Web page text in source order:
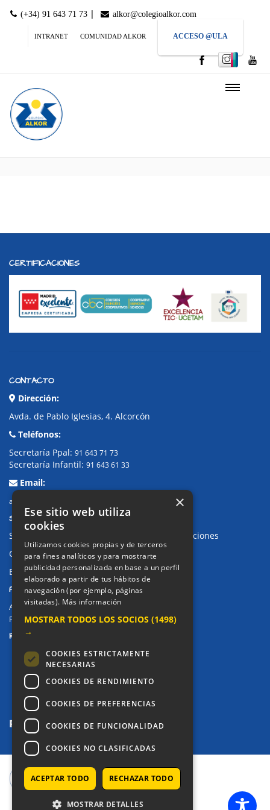
(+34) 91 643 71 73 | alkor@colegioalkor.com
INTRANET COMUNIDAD ALKOR ACCESO @ULA
CERTIFICACIONES
CONTACTO
Dirección:
Avda. de Pablo Iglesias, 4. Alcorcón
Teléfonos:
Secretaría Ppal: 91 643 71 73
Secretaría Infantil: 91 643 61 33
Email:
alkor@colegioalkor.com
SUGERENCIAS Y CANAL DE DENUNCIAS
Sugerencias, Quejas, Reclamaciones y Felicitaciones
Canal de denuncias
Buzón denuncia drogas CM
PRIVACIDAD
Aviso legal / Política de privacidad
Política de Cookies
REDES SOCIALES
COPYRIGHT © 2025 - COLEGIO ALKOR
SETUP MENUS IN ADMIN PANEL
×
Ese sitio web utiliza
cookies
Utilizamos cookies propias y de terceros
para fines analíticos y para mostrarte
publicidad personalizada en base a un perfil
elaborado a partir de tus hábitos de
navegación (por ejemplo, páginas
visitadas). Más información
MOSTRAR TODOS LOS SOCIOS (1498)
→
COOKIES ESTRICTAMENTE
NECESARIAS
COOKIES DE RENDIMIENTO
COOKIES DE PREFERENCIAS
COOKIES DE FUNCIONALIDAD
COOKIES NO CLASIFICADAS
ACEPTAR TODO RECHAZAR TODO
MOSTRAR DETALLES